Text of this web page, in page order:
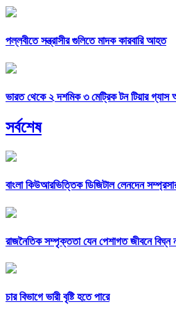
পল্লবীতে সন্ত্রাসীর গুলিতে মাদক কারবারি আহত
ভারত থেকে ২ দশমিক ৩ মেট্রিক টন টিয়ার গ্যাস
সর্বশেষ
বাংলা কিউআরভিত্তিক ডিজিটাল লেনদেন
রাজনৈতিক সম্পৃক্ততা যেন পেশাগত জীবনে বিঘ্ন
চার বিভাগে ভারী বৃষ্টি হতে পারে